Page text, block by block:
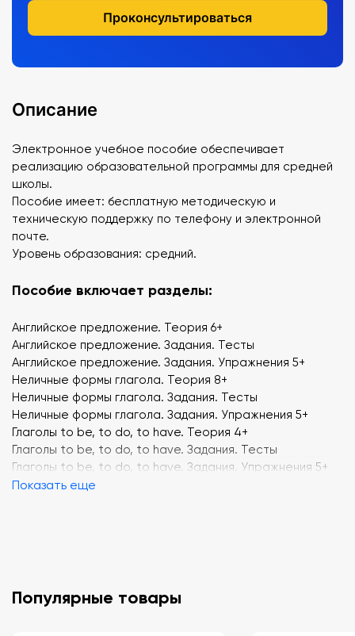
Проконсультироваться
Описание
Электронное учебное пособие обеспечивает
реализацию образовательной программы для средней
школы.
Пособие имеет: бесплатную методическую и
техническую поддержку по телефону и электронной
почте.
Уровень образования: средний.
Пособие включает разделы:
Английское предложение. Теория 6+
Английское предложение. Задания. Тесты
Английское предложение. Задания. Упражнения 5+
Неличные формы глагола. Теория 8+
Неличные формы глагола. Задания. Тесты
Неличные формы глагола. Задания. Упражнения 5+
Глаголы to be, to do, to have. Теория 4+
Глаголы to be, to do, to have. Задания. Тесты
Глаголы to be, to do, to have. Задания. Упражнения 5+
Времена действительного залога. Теория 11+
Пассивный залог. Задания. Упражнения 3+
Условные предложения. Теория 3+
Показать еще
Популярные товары